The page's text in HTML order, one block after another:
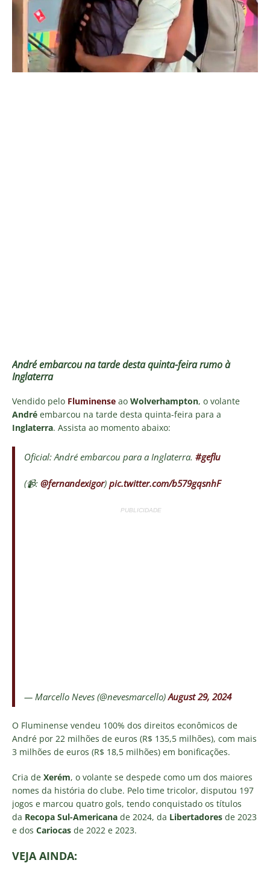
André embarcou na tarde desta quinta-feira rumo à
Inglaterra
Vendido pelo Fluminense ao Wolverhampton, o volante
André embarcou na tarde desta quinta-feira para a
Inglaterra. Assista ao momento abaixo:
Oficial: André embarcou para a Inglaterra. #geflu
(📹: @fernandexigor) pic.twitter.com/b579gqsnhF
PUBLICIDADE
— Marcello Neves (@nevesmarcello)August 29, 2024
O Fluminense vendeu 100% dos direitos econômicos de
André por 22 milhões de euros (R$ 135,5 milhões), com mais
3 milhões de euros (R$ 18,5 milhões) em bonificações.
Cria de Xerém, o volante se despede como um dos maiores
nomes da história do clube. Pelo time tricolor, disputou 197
jogos e marcou quatro gols, tendo conquistado os títulos
da Recopa Sul-Americana de 2024, da Libertadores de 2023
e dos Cariocas de 2022 e 2023.
VEJA AINDA: